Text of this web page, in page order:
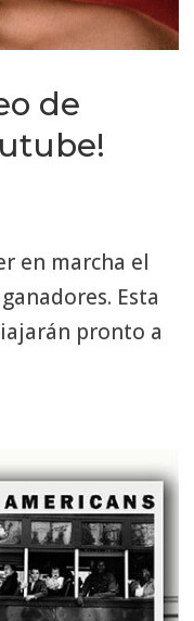
de
en marcha el
Esta
pronto a